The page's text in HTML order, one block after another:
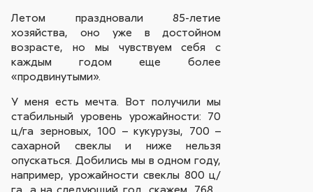
Летом праздновали 85-летие
хозяйства, оно уже в достойном
возрасте, но мы чувствуем себя с
каждым годом еще более
«продвинутыми».
У меня есть мечта. Вот получили мы
стабильный уровень урожайности: 70
ц/га зерновых, 100 – кукурузы, 700 –
сахарной свеклы и ниже нельзя
опускаться. Добились мы в одном году,
например, урожайности свеклы 800 ц/